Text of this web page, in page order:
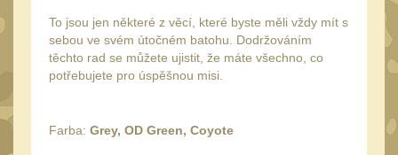
.40 .41 10
.44 .45
1911 8
To jsou jen některé z věcí, které byste měli vždy mít s
sebou ve svém útočném batohu. Dodržováním
těchto rad se můžete ujistit, že máte všechno, co
potřebujete pro úspěšnou misi.
Farba: Grey, OD Green, Coyote